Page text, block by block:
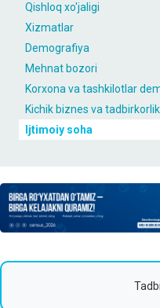
Qishloq xo'jaligi
Xizmatlar
Demografiya
Mehnat bozori
Korxona va tashkilotlar
Kichik biznes va tadbirkorlik
Ijtimoiy soha